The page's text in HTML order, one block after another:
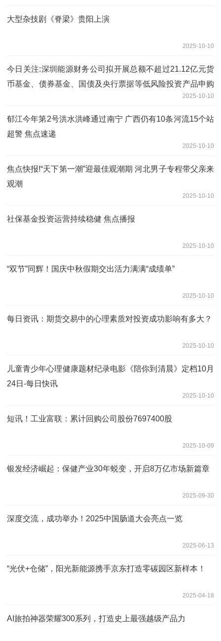
大型杂技剧《脊梁》贵阳上演
2025-10-10
今日关注:深圳能源财务公司拟开展总额不超过21.12亿元货
币基金、债券基金、国债及央行票据等低风险投资产品申购
2025-10-10
郁江今年第2号洪水洪峰通过南宁 广西仍有10条河流15个站
超警 焦点速递
2025-10-10
焦点快报!“天下第一潮”迎最佳观潮期 河北男子专程带父亲来
观潮
2025-10-10
社保基金投资运营持续稳健 焦点播报
2025-10-10
“双节”同辉！国庆中秋假期交出活力满满“成绩单”
2025-10-10
每日资讯：期货交易中的心理素质对投资成功影响有多大？
2025-10-10
儿童青少年心理健康题材纪录电影《陪你到清晨》定档10月
24日-每日快讯
2025-10-10
短讯！工业富联：累计回购公司股份7697400股
2025-10-09
银发经济崛起：保健产业30年蜕变，开启8万亿市场新篇章
2025-09-30
深度交流，成功举办！2025中国肠道大会亮点一览
2025-06-13
“光伏+仓储”，阳光新能源携手京东打造零碳园区新样本！
2025-04-18
AI旅拍神器荣耀300系列，打造史上最强越级产品力